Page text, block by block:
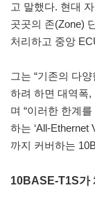
고 말했다. 현대
곳곳의 존(Zone)
처리하고 중앙
그는 “기존의 다
하려 하면 대역폭,
며 “이러한 한계
하는 ‘All-Ethernet
까지 커버하는
10BASE-T1S가